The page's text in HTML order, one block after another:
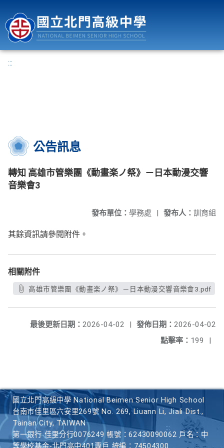
:::
公告訊息
轉知 高雄市管樂團《動畫楽ノ祭》－日本動漫交響
音樂會3
發布人： 訓育組
發布單位： 學務處 |
其餘資訊請參閱附件。
相關附件
高雄市管樂團《動畫楽ノ祭》－日本動漫交響音樂會3.pdf
發佈日期： 2026-04-02
最後更新日期： 2026-04-02
|
點擊率： 199 |
國立北門高級中學 National Beimen Senior High School
台南市佳里區六安里269號 No. 269, Liuann Li, Jiali Dist.,
Tainan City, TAIWAN
第一銀行 佳里分行0076249 帳號：62430090062 戶名：中
等學校基金-北門高中401專戶 統編：74504300